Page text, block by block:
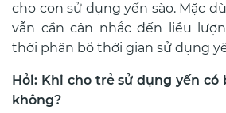
cho con sử dụng yến sào. Mặc
vẫn cầncân nhắc đến liều
thời phân bổ thời gian sử dụng
Hỏi: Khi cho trẻ sử dụng yến
không?